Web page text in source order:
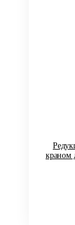
краном